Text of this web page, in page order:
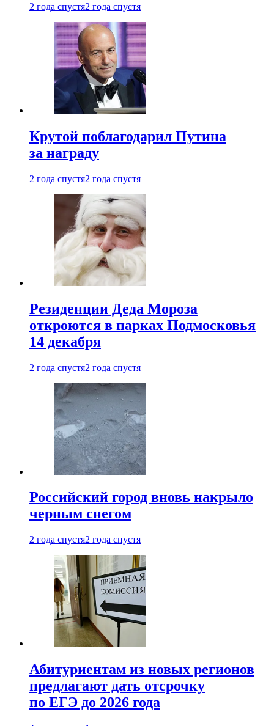
2 года спустя2 года спустя
Крутой поблагодарил Путина
за награду
2 года спустя2 года спустя
Резиденции Деда Мороза
откроются в парках Подмосковья
14 декабря
2 года спустя2 года спустя
Российский город вновь накрыло
черным снегом
2 года спустя2 года спустя
Абитуриентам из новых регионов
предлагают дать отсрочку
по ЕГЭ до 2026 года